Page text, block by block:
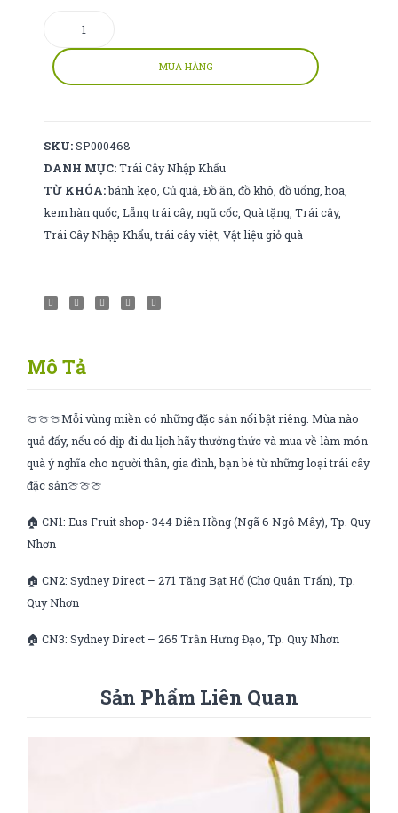
mỹ
MUA HÀNG
SKU: SP000468
DANH MỤC: Trái Cây Nhập Khẩu
TỪ KHÓA: bánh kẹo ,Củ quả ,Đồ ăn ,đồ khô ,đồ uống ,hoa
kem hàn quốc ,Lẵng trái cây,ngũ cốc ,Quà tặng ,Trái cây,
Trái Cây Nhập Khẩu ,trái cây việt ,Vật liệu giỏ quà
Mô Tả
🍈🍈🍈Mỗi vùng miền có những đặc sản nổi bật riêng. Mùa nào
quả đấy, nếu có dịp đi du lịch hãy thưởng thức và mua về làm món
quà ý nghĩa cho người thân, gia đình, bạn bè từ những loại trái cây
đặc sản🍈🍈🍈
🏠 CN1: Eus Fruit shop- 344 Diên Hồng (Ngã 6 Ngô Mây), Tp. Quy
Nhơn
🏠 CN2: Sydney Direct – 271 Tăng Bạt Hổ (Chợ Quân Trấn), Tp.
Quy Nhơn
🏠 CN3: Sydney Direct – 265 Trần Hưng Đạo, Tp. Quy Nhơn
Sản Phẩm Liên Quan